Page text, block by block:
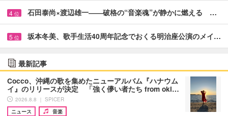
4 位 石田泰尚×渡辺雄一――破格の“音楽魂”が静かに燃える …
5 位 坂本冬美、歌手生活40周年記念でおくる明治座公演のメイ…
最新記事
Cocco、沖縄の歌を集めたニューアルバム『ハナウム
イ』のリリースが決定 「強く儚い者たち from oki…
2026.8.8 ｜ SPICER
ニュース
音楽